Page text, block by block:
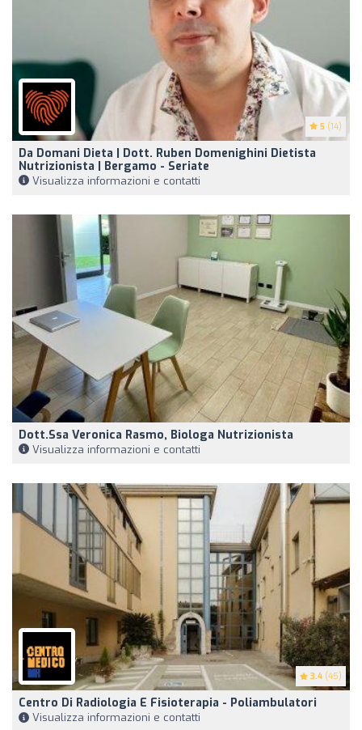
5 (14)
Da Domani Dieta | Dott. Ruben Domenighini Dietista
Nutrizionista | Bergamo - Seriate
Visualizza informazioni e contatti
Dott.ssa Veronica Rasmo, Biologa Nutrizionista
Visualizza informazioni e contatti
3.4 (45)
Centro Di Radiologia E Fisioterapia - Poliambulatori
Visualizza informazioni e contatti